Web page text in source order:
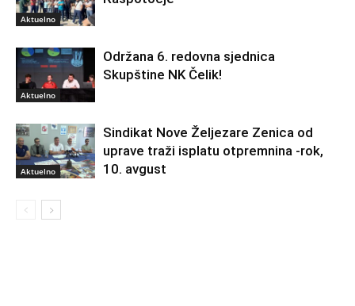
Aktuelno
Aktuelno
Održana 6. redovna sjednica
Skupštine NK Čelik!
Aktuelno
Sindikat Nove Željezare Zenica od
uprave traži isplatu otpremnina -rok,
10. avgust